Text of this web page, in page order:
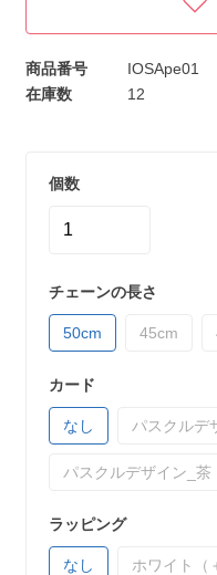
商品番号
IOSApe01
在庫数
12
個数
チェーンの長さ
50cm 45cm
カード
なし パスクルデ
パスクルデザイン_茶
ラッピング
なし ホワイト（